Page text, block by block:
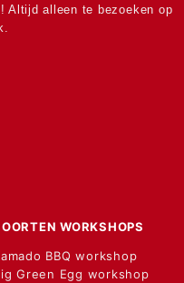
Altijd alleen te bezoeken op
WORKSHOPS
BBQ workshop
Green Egg workshop